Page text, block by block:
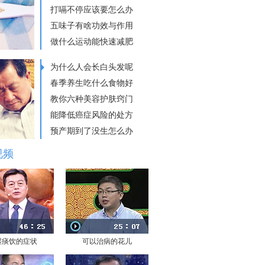
打嗝不停应该要怎么办
五味子有啥功效与作用
做什么运动能快速减肥
为什么人会长白头发呢
春季养生吃什么食物好
教你六种美容护肤窍门
能降低癌症风险的处方
预产期到了没生怎么办
频
痰饮的症状 可以治病的花儿